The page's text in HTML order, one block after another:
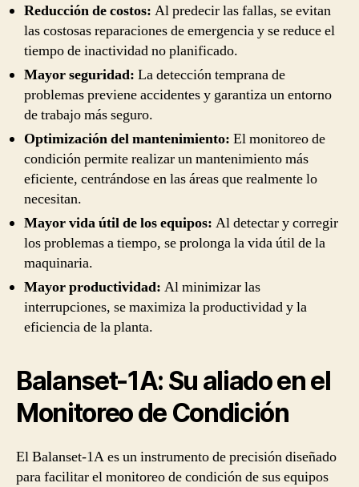
Reducción de costos: Al predecir las fallas, se evitan
las costosas reparaciones de emergencia y se reduce el
tiempo de inactividad no planificado.
Mayor seguridad: La detección temprana de
problemas previene accidentes y garantiza un entorno
de trabajo más seguro.
Optimización del mantenimiento: El monitoreo de
condición permite realizar un mantenimiento más
eficiente, centrándose en las áreas que realmente lo
necesitan.
Mayor vida útil de los equipos: Al detectar y corregir
los problemas a tiempo, se prolonga la vida útil de la
maquinaria.
Mayor productividad: Al minimizar las
interrupciones, se maximiza la productividad y la
eficiencia de la planta.
Balanset-1A: Su aliado en el
Monitoreo de Condición
El Balanset-1A es un instrumento de precisión diseñado
para facilitar el monitoreo de condición de sus equipos